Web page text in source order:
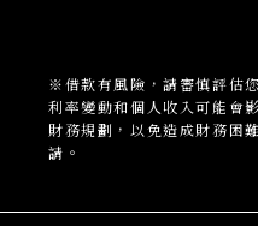
※借款有風險，請審慎評估
利率變動和個人收入可能會
財務規劃，以免造成財務困
請。